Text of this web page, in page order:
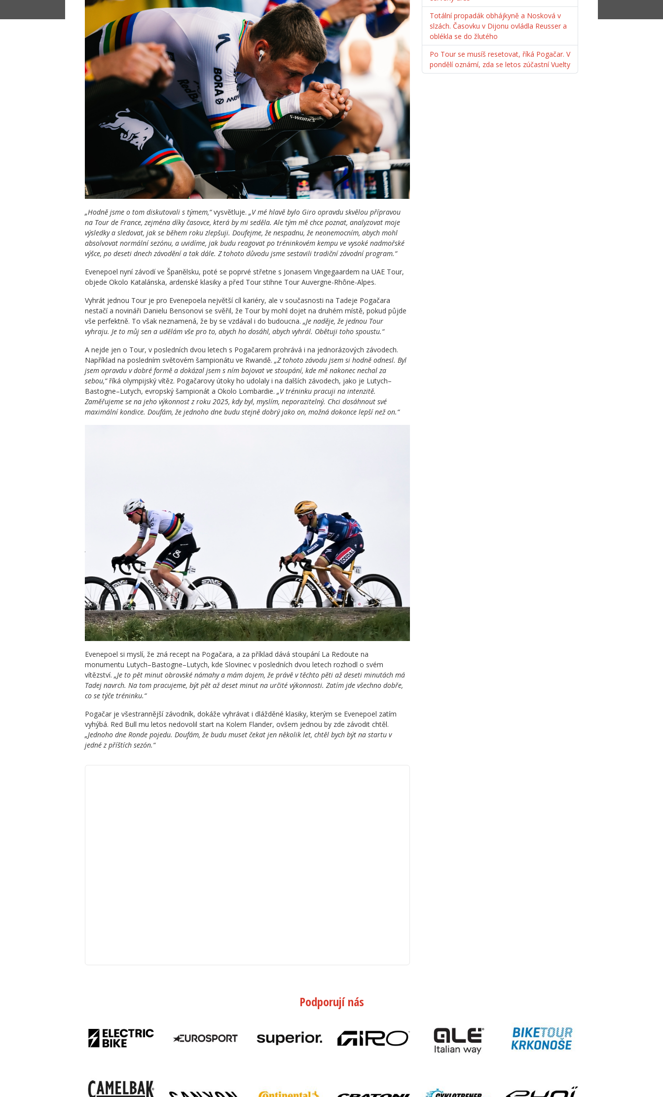
„Hodně jsme o tom diskutovali s týmem,“vysvětluje. „V mé hlavě bylo Giro opravdu skvělou přípravou
na Tour de France, zejména díky časovce, která by mi seděla. Ale tým mě chce poznat, analyzovat moje
výsledky a sledovat, jak se během roku zlepšuji. Doufejme, že nespadnu, že neonemocním, abych mohl
absolvovat normální sezónu, a uvidíme, jak budu reagovat po tréninkovém kempu ve vysoké nadmořské
výšce, po deseti dnech závodění a tak dále. Z tohoto důvodu jsme sestavili tradiční závodní program.“
Evenepoel nyní závodí ve Španělsku, poté se poprvé střetne s Jonasem Vingegaardem na UAE Tour,
objede Okolo Katalánska, ardenské klasiky a před Tour stihne Tour Auvergne-Rhône-Alpes.
Vyhrát jednou Tour je pro Evenepoela největší cíl kariéry, ale v současnosti na Tadeje Pogačara
nestačí a novináři Danielu Bensonovi se svěřil, že Tour by mohl dojet na druhém místě, pokud půjde
vše perfektně. To však neznamená, že by se vzdával i do budoucna. „Je naděje, že jednou Tour
vyhraju. Je to můj sen a udělám vše pro to, abych ho dosáhl, abych vyhrál. Obětuji toho spoustu.“
A nejde jen o Tour, v posledních dvou letech s Pogačarem prohrává i na jednorázových závodech.
Například na posledním světovém šampionátu ve Rwandě. „Z tohoto závodu jsem si hodně odnesl. Byl
jsem opravdu v dobré formě a dokázal jsem s ním bojovat ve stoupání, kde mě nakonec nechal za
sebou,“ říká olympijský vítěz. Pogačarovy útoky ho udolaly i na dalších závodech, jako je Lutych–
Bastogne–Lutych, evropský šampionát a Okolo Lombardie. „V tréninku pracuji na intenzitě.
Zaměřujeme se na jeho výkonnost z roku 2025, kdy byl, myslím, neporazitelný. Chci dosáhnout své
maximální kondice. Doufám, že jednoho dne budu stejně dobrý jako on, možná dokonce lepší než on.“
Evenepoel si myslí, že zná recept na Pogačara, a za příklad dává stoupání La Redoute na
monumentu Lutych–Bastogne–Lutych, kde Slovinec v posledních dvou letech rozhodl o svém
vítězství. „Je to pět minut obrovské námahy a mám dojem, že právě v těchto pěti až deseti minutách má
Tadej navrch. Na tom pracujeme, být pět až deset minut na určité výkonnosti. Zatím jde všechno dobře,
co se týče tréninku.“
Pogačar je všestrannější závodník, dokáže vyhrávat i dlážděné klasiky, kterým se Evenepoel zatím
vyhýbá. Red Bull mu letos nedovolil start na Kolem Flander, ovšem jednou by zde závodit chtěl.
„Jednoho dne Ronde pojedu. Doufám, že budu muset čekat jen několik let, chtěl bych být na startu v
jedné z příštích sezón.“
Totální propadák obhájkyně a Nosková v
slzách. Časovku v Dijonu ovládla Reusser a
oblékla se do žlutého
Po Tour se musíš resetovat, říká Pogačar. V
pondělí oznámí, zda se letos zúčastní Vuelty
Podporují nás